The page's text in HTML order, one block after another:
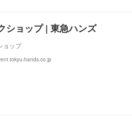
ショップ | 東急ハンズ
ョップ
hands.co.jp